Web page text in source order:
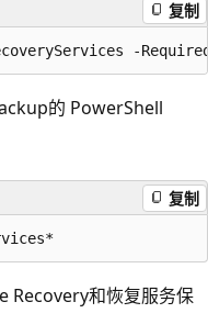
复制
的 PowerShell
复制
Recovery和恢复服务保